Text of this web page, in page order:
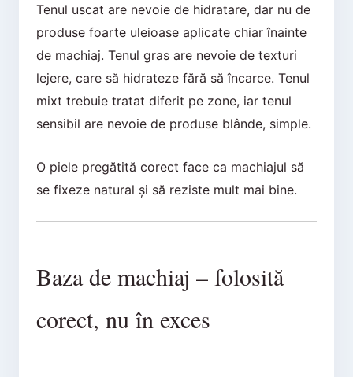
Tenul uscat are nevoie de hidratare, dar nu de
produse foarte uleioase aplicate chiar înainte
de machiaj. Tenul gras are nevoie de texturi
lejere, care să hidrateze fără să încarce. Tenul
mixt trebuie tratat diferit pe zone, iar tenul
sensibil are nevoie de produse blânde, simple.
O piele pregătită corect face ca machiajul să
se fixeze natural și să reziste mult mai bine.
Baza de machiaj – folosită
corect, nu în exces